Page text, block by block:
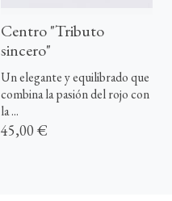
Centro "Tributo
sincero"
Un elegante y equilibrado que
combina la pasión del rojo con
la ...
45,00 €